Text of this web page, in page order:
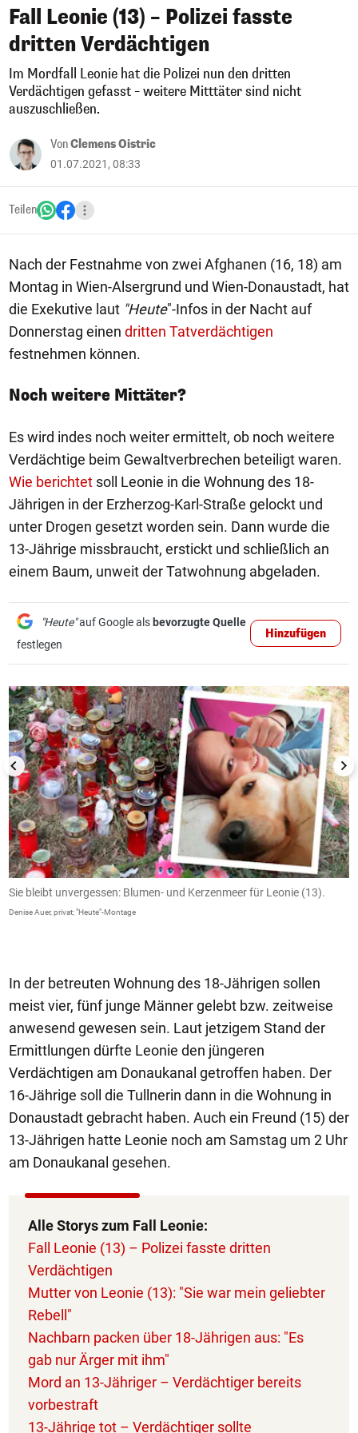
Fall Leonie (13) – Polizei fasste
dritten Verdächtigen
Im Mordfall Leonie hat die Polizei nun den dritten
Verdächtigen gefasst – weitere Mitttäter sind nicht
auszuschließen.
VonClemens Oistric
01.07.2021, 08:33
Teilen
Nach der Festnahme von zwei Afghanen (16, 18) am
Montag in Wien-Alsergrund und Wien-Donaustadt, hat
die Exekutive laut "Heute"-Infos in der Nacht auf
Donnerstag einen dritten Tatverdächtigen
festnehmen können.
Noch weitere Mittäter?
Es wird indes noch weiter ermittelt, ob noch weitere
Verdächtige beim Gewaltverbrechen beteiligt waren.
Wie berichtet soll Leonie in die Wohnung des 18-
Jährigen in der Erzherzog-Karl-Straße gelockt und
unter Drogen gesetzt worden sein. Dann wurde die
13-Jährige missbraucht, erstickt und schließlich an
einem Baum, unweit der Tatwohnung abgeladen.
"Heute"auf Google als bevorzugte Quelle
festlegen
Hinzufügen
1/11
Sie bleibt unvergessen: Blumen- und Kerzenmeer für Leonie (13).
Denise Auer, privat; "Heute"-Montage
In der betreuten Wohnung des 18-Jährigen sollen
meist vier, fünf junge Männer gelebt bzw. zeitweise
anwesend gewesen sein. Laut jetzigem Stand der
Ermittlungen dürfte Leonie den jüngeren
Verdächtigen am Donaukanal getroffen haben. Der
16-Jährige soll die Tullnerin dann in die Wohnung in
Donaustadt gebracht haben. Auch ein Freund (15) der
13-Jährigen hatte Leonie noch am Samstag um 2 Uhr
am Donaukanal gesehen.
Alle Storys zum Fall Leonie:
Fall Leonie (13) – Polizei fasste dritten
Verdächtigen
Mutter von Leonie (13): "Sie war mein geliebter
Rebell"
Nachbarn packen über 18-Jährigen aus: "Es
gab nur Ärger mit ihm"
Mord an 13-Jähriger – Verdächtiger bereits
vorbestraft
13-Jährige tot – Verdächtiger sollte